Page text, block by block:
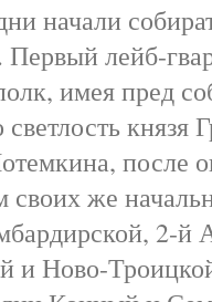
начали
лейб-
имея пред
князя
после
своих же
2-й
и Ново-